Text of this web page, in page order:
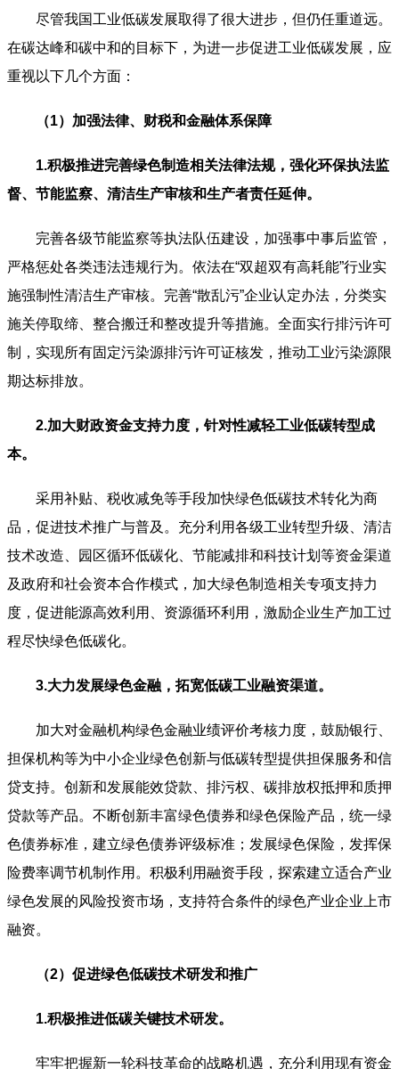
尽管我国工业低碳发展取得了很大进步，但仍任重道远。
在碳达峰和碳中和的目标下，为进一步促进工业低碳发展，应
重视以下几个方面：
（1）加强法律、财税和金融体系保障
1.积极推进完善绿色制造相关法律法规，强化环保执法监
督、节能监察、清洁生产审核和生产者责任延伸。
完善各级节能监察等执法队伍建设，加强事中事后监管，
严格惩处各类违法违规行为。依法在“双超双有高耗能”行业实
施强制性清洁生产审核。完善“散乱污”企业认定办法，分类实
施关停取缔、整合搬迁和整改提升等措施。全面实行排污许可
制，实现所有固定污染源排污许可证核发，推动工业污染源限
期达标排放。
2.加大财政资金支持力度，针对性减轻工业低碳转型成
本。
采用补贴、税收减免等手段加快绿色低碳技术转化为商
品，促进技术推广与普及。充分利用各级工业转型升级、清洁
技术改造、园区循环低碳化、节能减排和科技计划等资金渠道
及政府和社会资本合作模式，加大绿色制造相关专项支持力
度，促进能源高效利用、资源循环利用，激励企业生产加工过
程尽快绿色低碳化。
3.大力发展绿色金融，拓宽低碳工业融资渠道。
加大对金融机构绿色金融业绩评价考核力度，鼓励银行、
担保机构等为中小企业绿色创新与低碳转型提供担保服务和信
贷支持。创新和发展能效贷款、排污权、碳排放权抵押和质押
贷款等产品。不断创新丰富绿色债券和绿色保险产品，统一绿
色债券标准，建立绿色债券评级标准；发展绿色保险，发挥保
险费率调节机制作用。积极利用融资手段，探索建立适合产业
绿色发展的风险投资市场，支持符合条件的绿色产业企业上市
融资。
（2）促进绿色低碳技术研发和推广
1.积极推进低碳关键技术研发。
牢牢把握新一轮科技革命的战略机遇，充分利用现有资金